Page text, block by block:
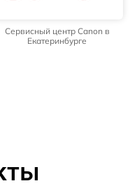
Сервисный центр Canon в
Екатеринбурге